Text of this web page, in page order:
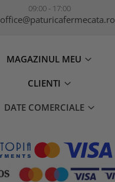
09:00 - 17:00
office@paturicafermecata.ro
MAGAZINUL MEU
CLIENTI
DATE COMERCIALE